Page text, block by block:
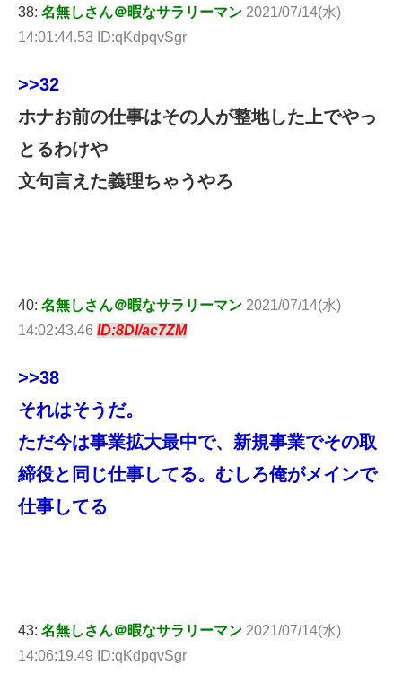
38: 名無しさん＠暇なサラリーマン 2021/07/14(水)
14:01:44.53 ID:qKdpqvSgr
>>32
ホナお前の仕事はその人が整地した上でやっ
とるわけや
文句言えた義理ちゃうやろ
40: 名無しさん＠暇なサラリーマン 2021/07/14(水)
14:02:43.46 ID:8Dl/ac7ZM
>>38
それはそうだ。
ただ今は事業拡大最中で、新規事業でその取
締役と同じ仕事してる。むしろ俺がメインで
仕事してる
43: 名無しさん＠暇なサラリーマン 2021/07/14(水)
14:06:19.49 ID:qKdpqvSgr